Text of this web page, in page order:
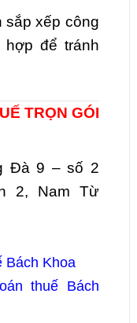
sắp xếp công
để tránh
TRỌN GÓI
Đà 9 – số 2
2, Nam Từ
Bách Khoa
thuế Bách